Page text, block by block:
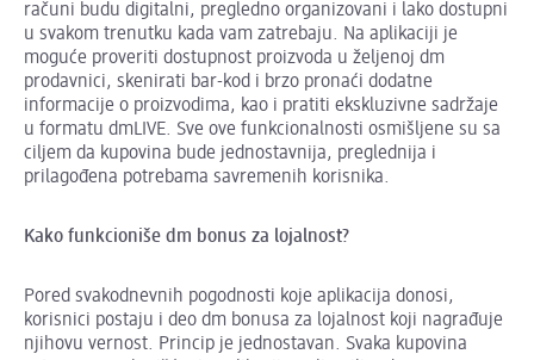
računi budu digitalni, pregledno organizovani i lako dostupni
u svakom trenutku kada vam zatrebaju. Na aplikaciji je
moguće proveriti dostupnost proizvoda u željenoj dm
prodavnici, skenirati bar-kod i brzo pronaći dodatne
informacije o proizvodima, kao i pratiti ekskluzivne sadržaje
u formatu dmLIVE. Sve ove funkcionalnosti osmišljene su sa
ciljem da kupovina bude jednostavnija, preglednija i
prilagođena potrebama savremenih korisnika.
Kako funkcioniše dm bonus za lojalnost?
Pored svakodnevnih pogodnosti koje aplikacija donosi,
korisnici postaju i deo dm bonusa za lojalnost koji nagrađuje
njihovu vernost. Princip je jednostavan. Svaka kupovina